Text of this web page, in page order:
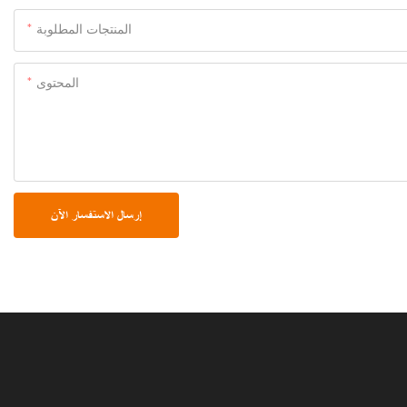
المنتجات المطلوبة
المحتوى
إرسال الاستفسار الآن